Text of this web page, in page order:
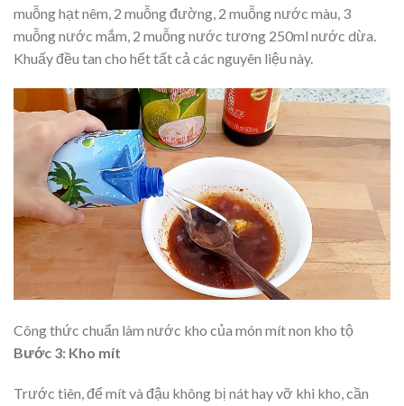
muỗng hạt nêm, 2 muỗng đường, 2 muỗng nước màu, 3
muỗng nước mắm, 2 muỗng nước tương 250ml nước dừa.
Khuấy đều tan cho hết tất cả các nguyên liệu này.
Công thức chuẩn làm nước kho của món mít non kho tộ
Bước 3: Kho mít
Trước tiên, để mít và đậu không bị nát hay vỡ khi kho, cần